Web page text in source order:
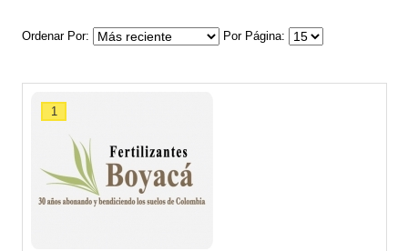
Ordenar Por Por Página
1